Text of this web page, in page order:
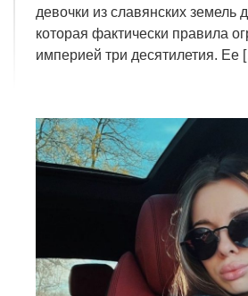
девочки из славянских
которая фактически правила
империей три десятилетия. Ее